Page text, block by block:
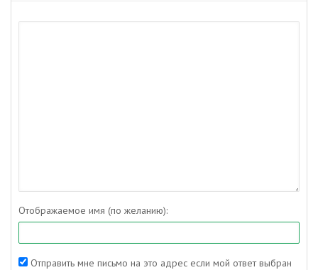
Отображаемое имя (по желанию):
Отправить мне письмо на это адрес если мой ответ выбран